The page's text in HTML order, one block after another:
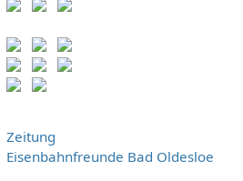
Zeitung
Eisenbahnfreunde Bad Oldesloe